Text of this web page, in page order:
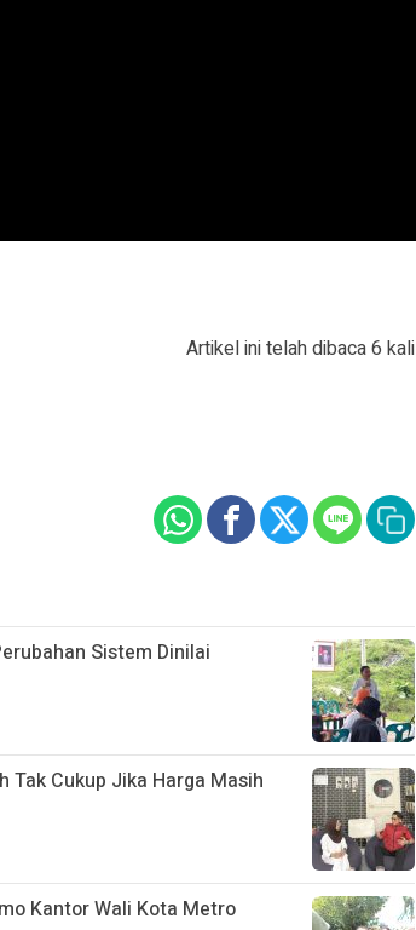
Artikel ini telah dibaca 6 kali
Sistem Dinilai
Tak Cukup Jika Harga Masih
Kantor Wali Kota Metro